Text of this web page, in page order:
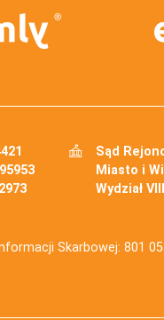
Sąd
Miasto i
Wydział
Skarbowej: 801